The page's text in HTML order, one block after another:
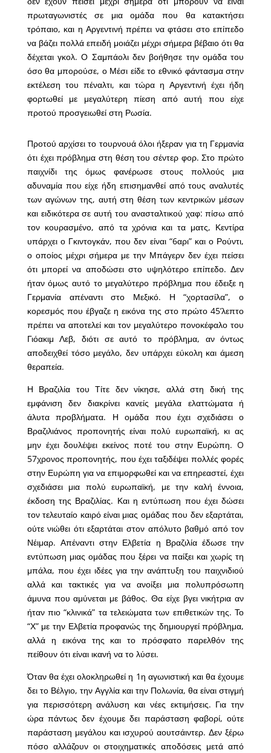
πρωταγωνιστές σε μια ομάδα που θα κατακτήσει
τρόπαιο, και η Αργεντινή πρέπει να φτάσει στο επίπεδο
να βάζει πολλά επειδή μοιάζει μέχρι σήμερα βέβαιο ότι θα
δέχεται γκολ. Ο Σαμπάολι δεν βοήθησε την ομάδα του
όσο θα μπορούσε, ο Μέσι είδε το εθνικό φάντασμα στην
εκτέλεση του πέναλτι, και τώρα η Αργεντινή έχει ήδη
φορτωθεί με μεγαλύτερη πίεση από αυτή που είχε
προτού προσγειωθεί στη Ρωσία.
Προτού αρχίσει το τουρνουά όλοι ήξεραν για τη Γερμανία
ότι έχει πρόβλημα στη θέση του σέντερ φορ. Στο πρώτο
παιχνίδι της όμως φανέρωσε στους πολλούς μια
αδυναμία που είχε ήδη επισημανθεί από τους αναλυτές
των αγώνων της, αυτή στη θέση των κεντρικών μέσων
και ειδικότερα σε αυτή του ανασταλτικού χαφ: πίσω από
τον κουρασμένο, από τα χρόνια και τα ματς, Κεντίρα
υπάρχει ο Γκιντογκάν, που δεν είναι “6αρι” και ο Ρούντι,
ο οποίος μέχρι σήμερα με την Μπάγερν δεν έχει πείσει
ότι μπορεί να αποδώσει στο υψηλότερο επίπεδο. Δεν
ήταν όμως αυτό το μεγαλύτερο πρόβλημα που έδειξε η
Γερμανία απέναντι στο Μεξικό. Η “χορτασίλα”, ο
κορεσμός που έβγαζε η εικόνα της στο πρώτο 45’λεπτο
πρέπει να αποτελεί και τον μεγαλύτερο πονοκέφαλο του
Γιόακιμ Λεβ, διότι σε αυτό το πρόβλημα, αν όντως
αποδειχθεί τόσο μεγάλο, δεν υπάρχει εύκολη και άμεση
θεραπεία.
Η Βραζιλία του Τίτε δεν νίκησε, αλλά στη δική της
εμφάνιση δεν διακρίνει κανείς μεγάλα ελαττώματα ή
άλυτα προβλήματα. Η ομάδα που έχει σχεδιάσει ο
Βραζιλιάνος προπονητής είναι πολύ ευρωπαϊκή, κι ας
μην έχει δουλέψει εκείνος ποτέ του στην Ευρώπη. O
57χρονος προπονητής, που έχει ταξιδέψει πολλές φορές
στην Ευρώπη για να επιμορφωθεί και να επηρεαστεί, έχει
σχεδιάσει μια πολύ ευρωπαϊκή, με την καλή έννοια,
έκδοση της Βραζιλίας. Και η εντύπωση που έχει δώσει
τον τελευταίο καιρό είναι μιας ομάδας που δεν εξαρτάται,
ούτε νιώθει ότι εξαρτάται στον απόλυτο βαθμό από τον
Νέιμαρ. Απέναντι στην Ελβετία η Βραζιλία έδωσε την
εντύπωση μιας ομάδας που ξέρει να παίξει και χωρίς τη
μπάλα, που έχει ιδέες για την ανάπτυξη του παιχνιδιού
αλλά και τακτικές για να ανοίξει μια πολυπρόσωπη
άμυνα που αμύνεται με βάθος. Θα είχε βγει νικήτρια αν
ήταν πιο “κλινικά” τα τελειώματα των επιθετικών της. Το
“Χ” με την Ελβετία προφανώς της δημιουργεί πρόβλημα,
αλλά η εικόνα της και το πρόσφατο παρελθόν της
πείθουν ότι είναι ικανή να το λύσει.
Όταν θα έχει ολοκληρωθεί η 1η αγωνιστική και θα έχουμε
δει το Βέλγιο, την Αγγλία και την Πολωνία, θα είναι στιγμή
για περισσότερη ανάλυση και νέες εκτιμήσεις. Για την
ώρα πάντως δεν έχουμε δει παράσταση φαβορί, ούτε
παράσταση μεγάλου και ισχυρού αουτσάιντερ. Δεν ξέρω
πόσο αλλάζουν οι στοιχηματικές αποδόσεις μετά από